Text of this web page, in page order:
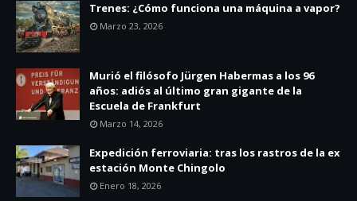
Trenes: ¿Cómo funciona una máquina a vapor?
Marzo 23, 2026
Murió el filósofo Jürgen Habermas a los 96
años: adiós al último gran gigante de la
Escuela de Frankfurt
Marzo 14, 2026
Expedición ferroviaria: tras los rastros de la ex
estación Monte Chingolo
Enero 18, 2026